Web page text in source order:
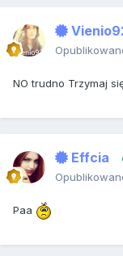
NO trudno Trzymaj
Effcia
Paa